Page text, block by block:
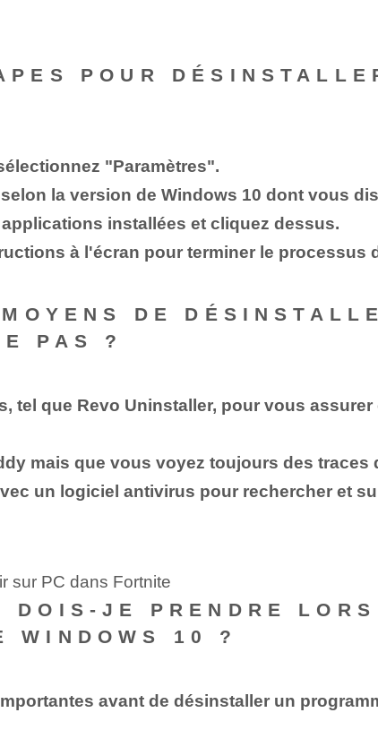
POUR
"Paramètres".
la version de Windows 10 dont vous
installées et cliquez dessus.
à l'écran pour terminer le processus
DE
PAS ?
tel que Revo Uninstaller, pour vous
mais que vous voyez toujours des
un logiciel antivirus pour rechercher et
sur PC dans Fortnite
DOIS-JE PRENDRE
WINDOWS 10 ?
avant de désinstaller un